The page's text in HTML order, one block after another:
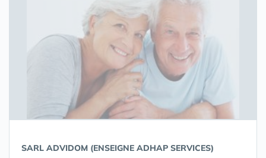
SARL ADVIDOM (ENSEIGNE ADHAP SERVICES)